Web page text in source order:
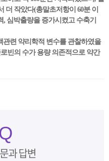
더 작았다(총말초저항이 60분 이
심박출량을 증가시켰고 수축기
관련 약리학적 변수를 관찰하였을
빈의 수가 용량 의존적으로 약간
과 답변